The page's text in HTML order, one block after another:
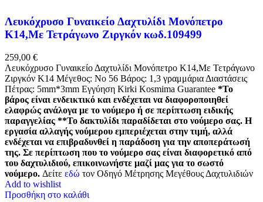
Λευκόχρυσο Γυναικείο Δαχτυλίδι Μονόπετρο
Κ14,Με Τετράγωνο Ζιργκόν κωδ.109499
259,00 €
Λευκόχρυσο Γυναικείο Δαχτυλίδι Μονόπετρο Κ14,Με Τετράγωνο
Ζιργκόν K14 Μέγεθος: Νο 56 Βάρος: 1,3 γραμμάρια Διαστάσεις
Πέτρας: 5mm*3mm Εγγύηση Kirki Kosmima Guarantee *Το
βάρος είναι ενδεικτικό και ενδέχεται να διαφοροποιηθεί
ελαφρώς ανάλογα με το νούμερο ή σε περίπτωση ειδικής
παραγγελίας **Το δακτυλίδι παραδίδεται στο νούμερο σας. Η
εργασία αλλαγής νούμερου εμπεριέχεται στην τιμή, αλλά
ενδέχεται να επιβραδυνθεί η παράδοση για την αποπεράτωσή
της. Σε περίπτωση που το νούμερο σας είναι διαφορετικό από
του δαχτυλιδιού, επικοινωνήστε μαζί μας για το σωστό
νούμερο. Δείτε εδώ τον Οδηγό Μέτρησης Μεγέθους Δαχτυλιδιών
Add to wishlist
Προσθήκη στο καλάθι